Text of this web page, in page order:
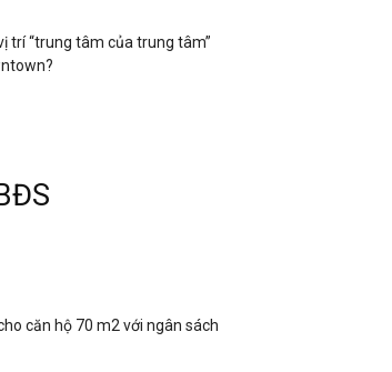
trí “trung tâm của trung tâm”
căn hộ 70 m2 với ngân sách